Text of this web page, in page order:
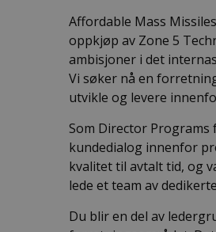
Affordable Mass
oppkjøp av Zone 5
ambisjoner i det
Vi søker nå en
utvikle og levere
Som Director
kundedialog innenfor
kvalitet til avtalt tid, og
lede et team av
Du blir en del av